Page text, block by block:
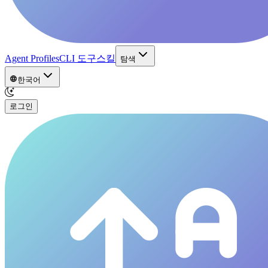
Agent ProfilesCLI 도구스킬 탐색
한국어
로그인